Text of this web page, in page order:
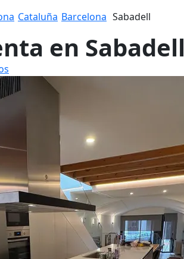
Cataluña Barcelona Sabadell
en Sabadell